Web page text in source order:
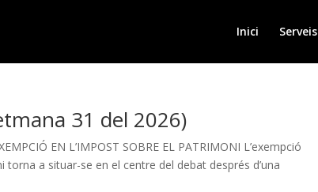
Inici Serveis
31 del 2026)
EN L’IMPOST SOBRE EL PATRIMONI L’exempció
a situar-se en el centre del debat després d’una